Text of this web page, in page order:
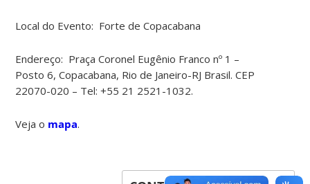
Local do Evento: Forte de Copacabana
Endereço: Praça Coronel Eugênio Franco nº 1 –
Posto 6, Copacabana, Rio de Janeiro-RJ Brasil. CEP
22070-020 – Tel: +55 21 2521-1032.
Veja o mapa.